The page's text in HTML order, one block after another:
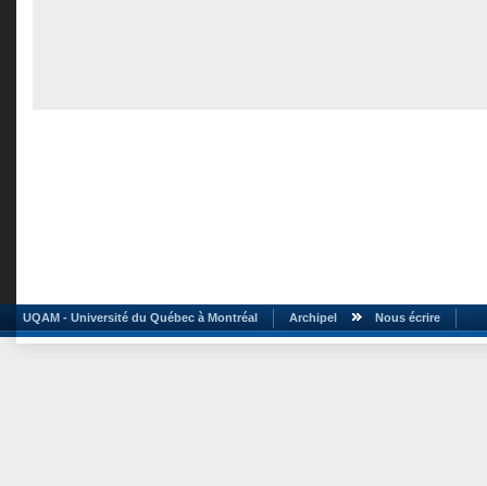
UQAM - Université du Québec à Montréal Archipel Nous écrire